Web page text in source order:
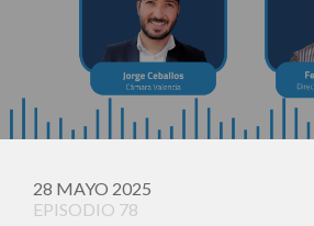
28 MAYO 2025
EPISODIO 78